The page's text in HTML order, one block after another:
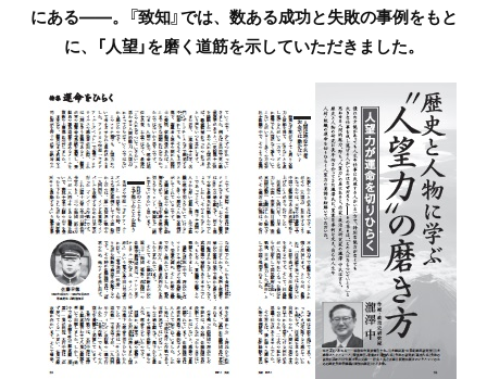
にある――。『致知』では、数ある成功と失敗の事例をもと
に、「人望」を磨く道筋を示していただきました。